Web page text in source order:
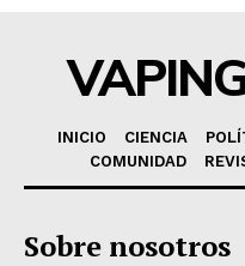
INICIO CIENCIA
COMUNIDAD
Sobre nosotros